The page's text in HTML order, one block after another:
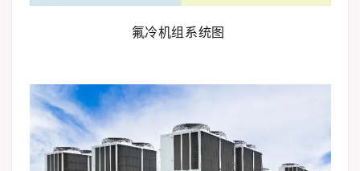
氟冷机组系统图